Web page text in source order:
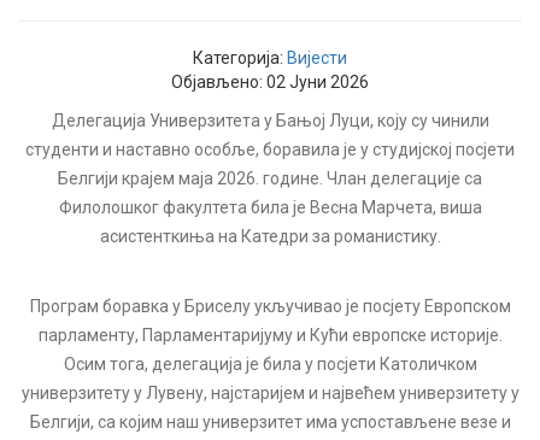
Категорија: Вијести
Објављено: 02 Јуни 2026
Делегација Универзитета у Бањој Луци, коју су чинили
студенти и наставно особље, боравила је у студијској посјети
Белгији крајем маја 2026. године. Члан делегације са
Филолошког факултета била је Весна Марчета, виша
асистенткиња на Катедри за романистику.
Програм боравка у Бриселу укључивао је посјету Европском
парламенту, Парламентаријуму и Кући европске историје.
Осим тога, делегација је била у посјети Католичком
универзитету у Лувену, најстаријем и највећем универзитету у
Белгији, са којим наш универзитет има успостављене везе и